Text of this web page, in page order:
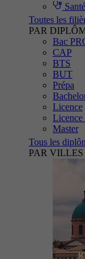
Santé
Toutes les
PAR
Bac
CAP
BTS
BUT
Prépa
Licence
Licence
Master
Tous les
PAR VILLES